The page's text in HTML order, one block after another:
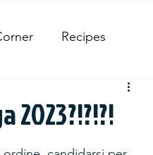
Recipes